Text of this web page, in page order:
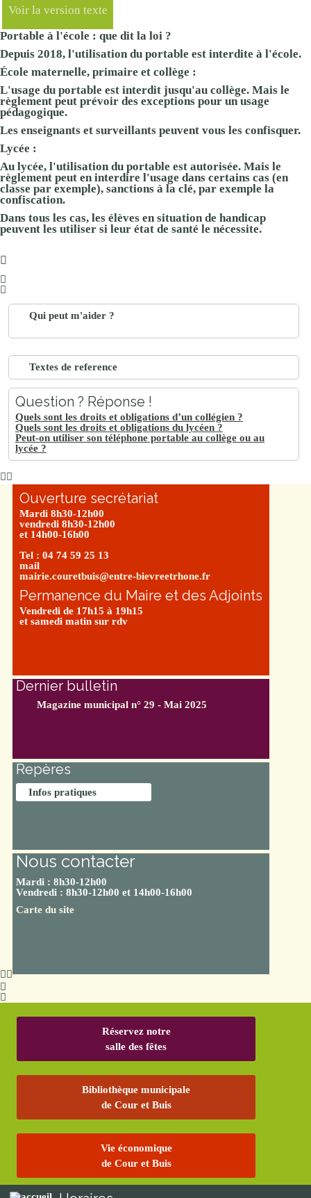
Voir la version texte
Portable à l'école : que dit la loi ?
Depuis 2018, l'utilisation du portable est interdite à l'école.
École maternelle, primaire et collège :
L'usage du portable est interdit jusqu'au collège. Mais le
règlement peut prévoir des exceptions pour un usage
pédagogique.
Les enseignants et surveillants peuvent vous les confisquer.
Lycée :
Au lycée, l'utilisation du portable est autorisée. Mais le
règlement peut en interdire l'usage dans certains cas (en
classe par exemple), sanctions à la clé, par exemple la
confiscation.
Dans tous les cas, les élèves en situation de handicap
peuvent les utiliser si leur état de santé le nécessite.
Qui peut m'aider ?
Textes de reference
Question ? Réponse !
Quels sont les droits et obligations d’un collégien ?
Quels sont les droits et obligations du lycéen ?
Peut-on utiliser son téléphone portable au collège ou au
lycée ?
Ouverture secrétariat
Mardi 8h30-12h00
vendredi 8h30-12h00
et 14h00-16h00
Tel : 04 74 59 25 13
mail
mairie.couretbuis@entre-bievreetrhone.fr
Permanence du Maire et des Adjoints
Vendredi de 17h15 à 19h15
et samedi matin sur rdv
Dernier bulletin
Magazine municipal n° 29 - Mai 2025
Repères
Infos pratiques
Nous contacter
Mardi : 8h30-12h00
Vendredi : 8h30-12h00 et 14h00-16h00
Carte du site
Réservez notre
salle des fêtes
Bibliothèque municipale
de Cour et Buis
Vie économique
de Cour et Buis